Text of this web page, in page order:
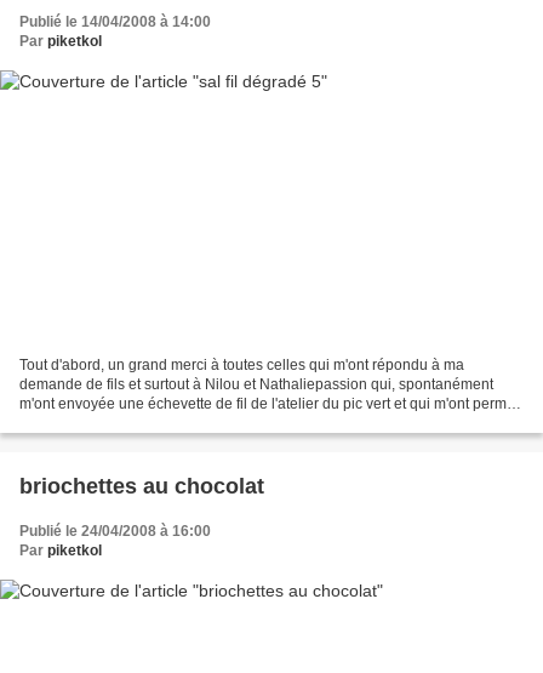
Publié le 14/04/2008 à 14:00
Par piketkol
Tout d'abord, un grand merci à toutes celles qui m'ont répondu à ma
demande de fils et surtout à Nilou et Nathaliepassion qui, spontanément
m'ont envoyée une échevette de fil de l'atelier du pic vert et qui m'ont permis
briochettes au chocolat
Publié le 24/04/2008 à 16:00
Par piketkol